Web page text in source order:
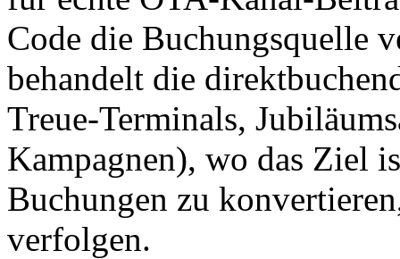
Code die Buchungsquelle
behandelt die
Treue-Terminals,
Kampagnen), wo das Ziel
Buchungen zu
verfolgen.